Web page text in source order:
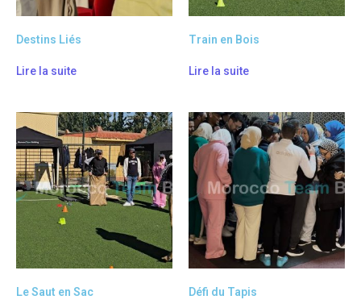
Destins Liés
Lire la suite
Train en Bois
Lire la suite
Le Saut en Sac Défi du Tapis